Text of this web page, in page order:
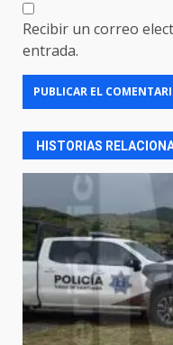
Recibir un correo
entrada.
HISTORIAS